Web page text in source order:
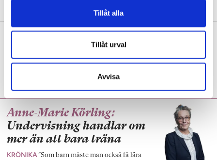
Tillåt alla
Tillåt urval
Avvisa
Tre lärare om hur de väljer
PANELENLåg- och mellanstadielärarnas
Anne-Marie Körling:
Undervisning handlar om
mer än att bara träna
KRÖNIKA”Som barn måste man också få lära